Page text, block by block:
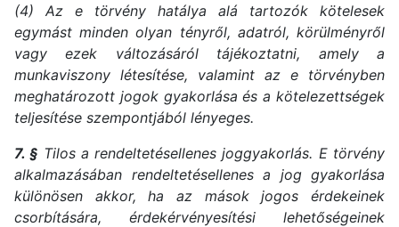
(4) Az e törvény hatálya alá tartozók kötelesek
egymást minden olyan tényről, adatról, körülményről
vagy ezek változásáról tájékoztatni, amely a
munkaviszony létesítése, valamint az e törvényben
meghatározott jogok gyakorlása és a kötelezettségek
teljesítése szempontjából lényeges.
7. § Tilos a rendeltetésellenes joggyakorlás. E törvény
alkalmazásában rendeltetésellenes a jog gyakorlása
különösen akkor, ha az mások jogos érdekeinek
csorbítására, érdekérvényesítési lehetőségeinek